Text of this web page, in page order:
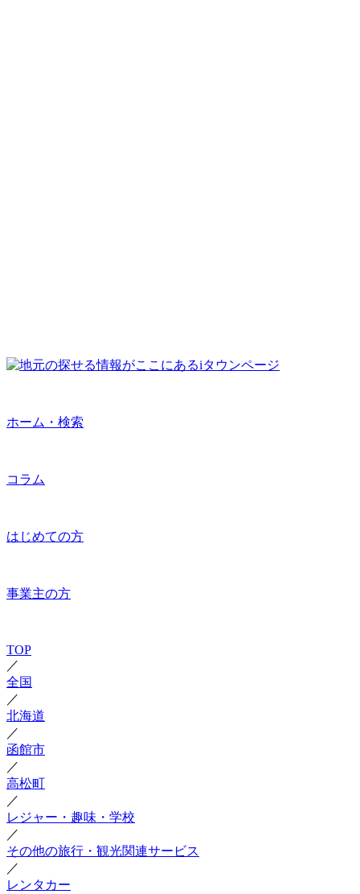
ホーム・検索
コラム
はじめての方
事業主の方
TOP
／
全国
／
北海道
／
函館市
／
高松町
／
レジャー・趣味・学校
／
その他の旅行・観光関連サービス
／
レンタカー